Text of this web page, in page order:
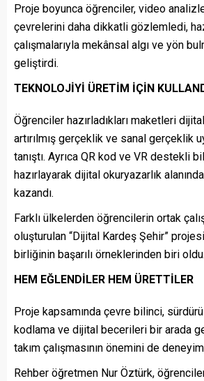
Proje boyunca öğrenciler, video
çevrelerini daha dikkatli gözlemledi,
çalışmalarıyla mekânsal algı ve yön
geliştirdi.
TEKNOLOJİYİ ÜRETİM İÇİN
Öğrenciler hazırladıkları maketleri
artırılmış gerçeklik ve sanal gerçeklik
tanıştı. Ayrıca QR kod ve VR destekli
hazırlayarak dijital okuryazarlık
kazandı.
Farklı ülkelerden öğrencilerin ortak
oluşturulan “Dijital Kardeş Şehir”
birliğinin başarılı örneklerinden biri oldu.
HEM EĞLENDİLER HEM ÜRETTİLER
Proje kapsamında çevre bilinci,
kodlama ve dijital becerileri bir arada
takım çalışmasının önemini de
Rehber öğretmen Nur Öztürk,